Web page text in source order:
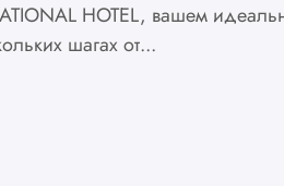
HOTEL, вашем
шагах от...